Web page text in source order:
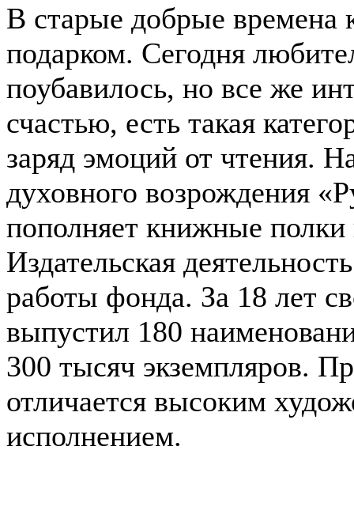
В старые добрые времена
подарком. Сегодня
поубавилось, но все же
счастью, есть такая
заряд эмоций от чтения.
духовного возрождения
пополняет книжные
Издательская
работы фонда. За 18 лет
выпустил 180
300 тысяч экземпляров.
отличается высоким
исполнением.